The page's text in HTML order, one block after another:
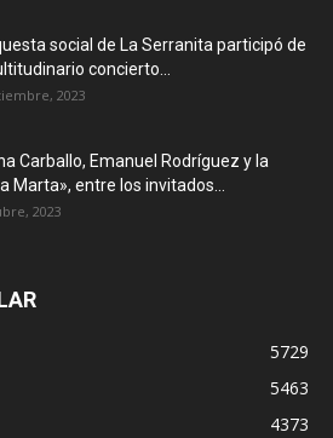
social de La Serranita participó de
concierto...
2023
Carballo, Emanuel Rodríguez y la
Marta», entre los invitados...
2023
5729
5463
4373